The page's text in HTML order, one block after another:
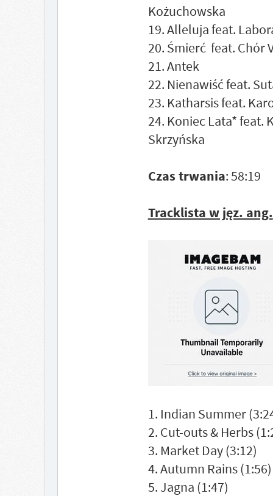
Kożuchowska
19. Alleluja feat.
20. Śmierć feat. Chór
21. Antek
22. Nienawiść feat.
23. Katharsis feat.
24. Koniec Lata* feat.
Skrzyńska
Czas trwania: 58:19
Tracklista w jęz. ang.
1. Indian Summer
2. Cut-outs & Herbs
3. Market Day (3:12)
4. Autumn Rains (1:56)
5. Jagna (1:47)